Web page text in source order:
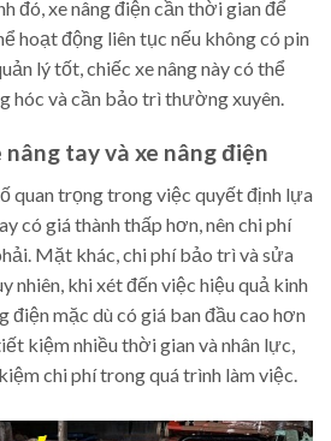
đó, xe nâng điện cần thời gian để
hoạt động liên tục nếu không có pin
lý tốt, chiếc xe nâng này có thể
hóc và cần bảo trì thường xuyên.
tay và xe nâng điện
quan trọng trong việc quyết định lựa
có giá thành thấp hơn, nên chi phí
Mặt khác, chi phí bảo trì và sửa
nhiên, khi xét đến việc hiệu quả kinh
điện mặc dù có giá ban đầu cao hơn
kiệm nhiều thời gian và nhân lực,
chi phí trong quá trình làm việc.